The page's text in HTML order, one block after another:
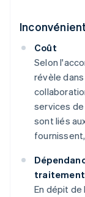
Coût
Selon
révèle
services
sont liés
traitement
En dépit de